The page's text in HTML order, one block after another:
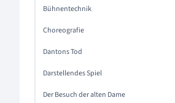
Bühnentechnik
Choreografie
Dantons Tod
Darstellendes Spiel
Der Besuch der alten Dame